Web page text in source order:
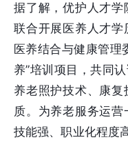
据了解，优护人才
联合开展医养人才
医养结合与健康管理
养”培训项目，共同
养老照护技术、康
质。为养老服务运
技能强、职业化程度